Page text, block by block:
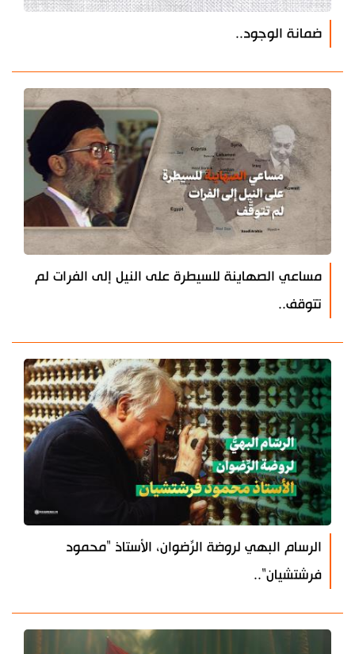
ضمانة الوجود..
مساعي الصهاينة للسيطرة على النيل إلى الفرات لم
تتوقف..
الرسام البهي لروضة الرِّضوان، الأستاذ "محمود
فرشتشيان"..